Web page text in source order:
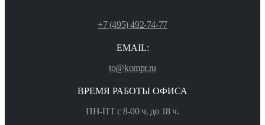
+7 (495) 492-74-77
EMAIL:
to@kompr.ru
ВРЕМЯ РАБОТЫ ОФИСА
ПН-ПТ с 8-00 ч. до 18 ч.